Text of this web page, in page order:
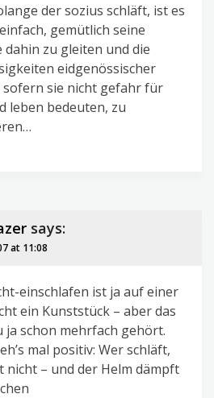
der sozius schläft, ist es
gemütlich seine
dahin zu gleiten und die
eidgenössischer
sie nicht gefahr für
leben bedeuten, zu
says:
at 11:08
einschlafen ist ja auf einer
ein Kunststück – aber das
ja schon mehrfach gehört.
mal positiv: Wer schläft,
nicht – und der Helm dämpft